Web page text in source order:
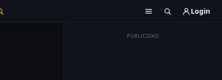
Login
PUBLICIDAD